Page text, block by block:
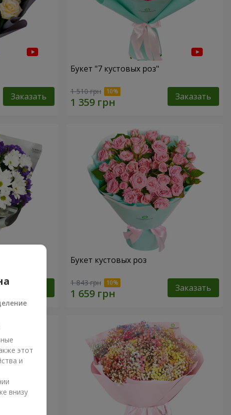
Заказать
Букет "7 кустовых роз"
1 510 грн Заказать
Букет кустовых роз
1 843 грн Заказать
этот
и
внизу